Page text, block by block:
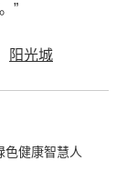
”
阳光城
色健康智慧人